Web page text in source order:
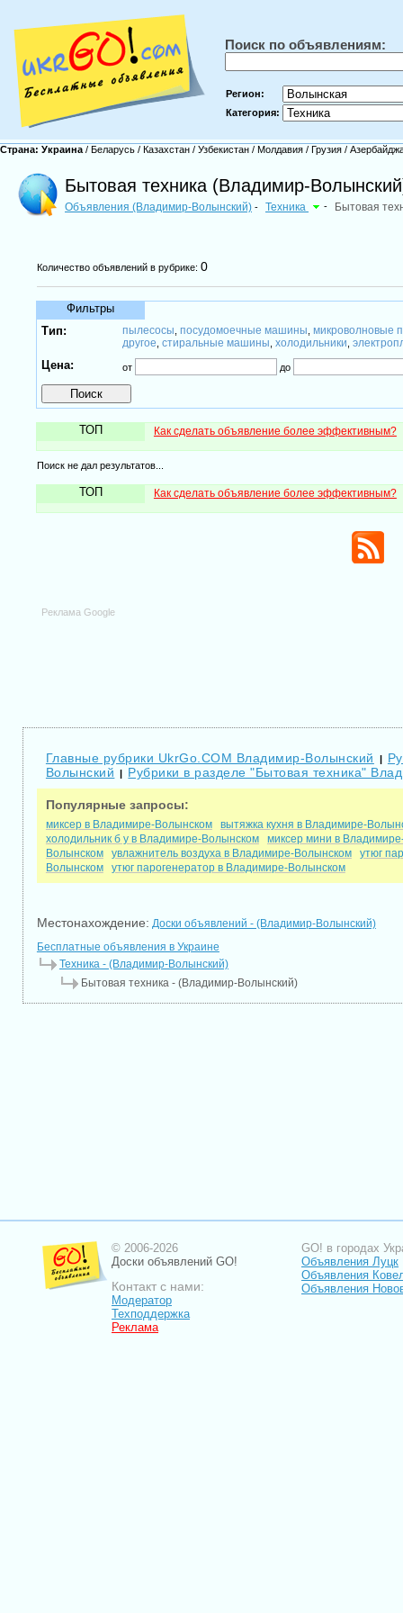
Поиск по объявлениям:
Регион:
Категория:
Страна: Украина / Беларусь / Казахстан / Узбекистан / Молдавия / Грузия /
Бытовая техника (Владимир-
Объявления (Владимир-Волынский) - Техника - Бытовая
Количество объявлений в рубрике: 0
Фильтры
Тип:
пылесосы посудомоечные машины микроволновые
другое стиральные машины холодильники
Цена: от до
ТОП Как сделать объявление более эффективным?
Поиск не дал результатов...
ТОП Как сделать объявление более эффективным?
Реклама Google
Главные рубрики UkrGo.COM Владимир-Волынский |
Волынский | Рубрики в разделе "Бытовая техника"
Популярные запросы:
миксер в Владимире-Волынском
вытяжка кухня в Владимире-
холодильник б у в Владимире-Волынском
миксер мини в
Волынском
увлажнитель воздуха в Владимире-Волынском
утюг
Волынском
утюг парогенератор в Владимире-Волынском
Местонахождение: Доски объявлений - (Владимир-Волынский)
Бесплатные объявления в Украине
Техника - (Владимир-Волынский)
Бытовая техника - (Владимир-Волынский)
© 2006-2026
Доски объявлений GO!
Контакт с нами:
Модератор
Техподдержка
Реклама
GO! в городах
Объявления Луцк
Объявления
Объявления